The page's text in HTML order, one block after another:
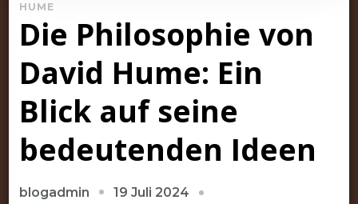
HUME
Die Philosophie von
David Hume: Ein
Blick auf seine
bedeutenden Ideen
blogadmin
19 Juli 2024